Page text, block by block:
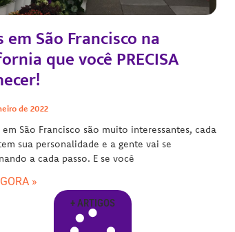
em São Francisco na
que você PRECISA
de 2022
em São Francisco são muito interessantes, cada
sua personalidade e a gente vai se
a cada passo. E se você
»
+ ARTIGOS